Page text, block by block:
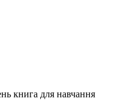
книга для навчання